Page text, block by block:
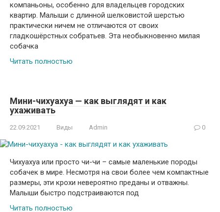
компаньоны, особенно для владельцев городских
квартир. Малыши с длинной шелковистой шерстью
практически ничем не отличаются от своих
гладкошёрстных собратьев. Эта необыкновенно милая
собачка
Читать полностью
Мини-чихуахуа — как выглядят и как
ухаживать
22.09.2021 Виды Admin 0
Чихуахуа или просто чи-чи – самые маленькие породы
собачек в мире. Несмотря на свои более чем компактные
размеры, эти крохи невероятно преданы и отважны.
Малыши быстро подстраиваются под
Читать полностью